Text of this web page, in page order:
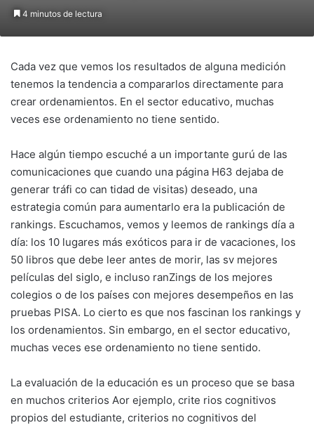
4 minutos de lectura
Cada vez que vemos los resultados de alguna medición
tenemos la tendencia a compararlos directamente para
crear ordenamientos. En el sector educativo, muchas
veces ese ordenamiento no tiene sentido.
Hace algún tiempo escuché a un importante gurú de las
comunicaciones que cuando una página H63 dejaba de
generar tráfi co can tidad de visitas) deseado, una
estrategia común para aumentarlo era la publicación de
rankings. Escuchamos, vemos y leemos de rankings día a
día: los 10 lugares más exóticos para ir de vacaciones, los
50 libros que debe leer antes de morir, las sv mejores
películas del siglo, e incluso ranZings de los mejores
colegios o de los países con mejores desempeños en las
pruebas PISA. Lo cierto es que nos fascinan los rankings y
los ordenamientos. Sin embargo, en el sector educativo,
muchas veces ese ordenamiento no tiene sentido.
La evaluación de la educación es un proceso que se basa
en muchos criterios Aor ejemplo, crite rios cognitivos
propios del estudiante, criterios no cognitivos del